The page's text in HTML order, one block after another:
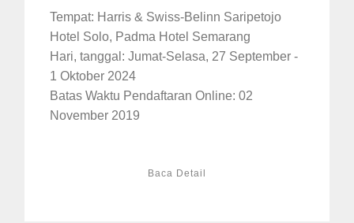
Tempat: Harris & Swiss-Belinn Saripetojo
Hotel Solo, Padma Hotel Semarang
Hari, tanggal: Jumat-Selasa, 27 September -
1 Oktober 2024
Batas Waktu Pendaftaran Online: 02
November 2019
Baca Detail